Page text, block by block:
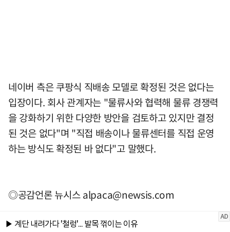
네이버 측은 쿠팡식 직배송 모델로 확정된 것은 없다는
입장이다. 회사 관계자는 "물류사와 협력해 물류 경쟁력
을 강화하기 위한 다양한 방안을 검토하고 있지만 결정
된 것은 없다"며 "직접 배송이나 물류센터를 직접 운영
하는 방식도 확정된 바 없다"고 말했다.
◎공감언론 뉴시스alpaca@newsis.com